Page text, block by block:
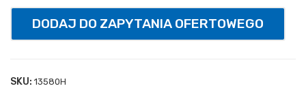
uch
DODAJ DO ZAPYTANIA OFERTOWEGO
SKU: 13580H